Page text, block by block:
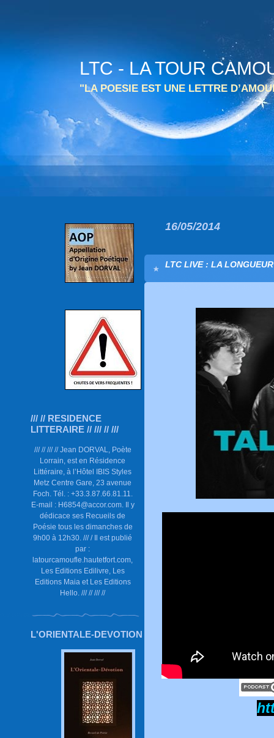
LTC - LA TOUR
"LA POESIE EST UNE LETTRE
/// // RESIDENCE
LITTERAIRE // /// // ///
/// // /// // Jean DORVAL, Poète
Lorrain, est en Résidence
Littéraire, à l’Hôtel IBIS Styles
Metz Centre Gare, 23 avenue
Foch. Tél. : +33.3.87.66.81.11.
E-mail : H6854@accor.com. Il y
dédicace ses Recueils de
Poésie tous les dimanches de
9h00 à 12h30. /// / Il est publié
par :
latourcamoufle.hautetfort.com,
Les Editions Edilivre, Les
Editions Maia et Les Editions
Hello. /// // /// //
L'ORIENTALE-DEVOTION
16/05/2014
LTC LIVE : LA